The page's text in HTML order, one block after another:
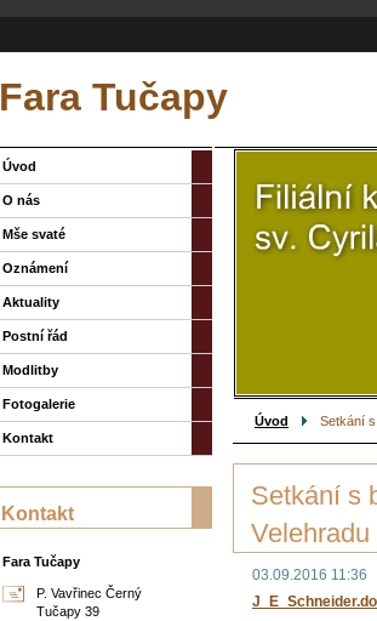
Fara Tučapy
Úvod Setkání
Setkání s
Velehradu
03.09.2016 11:36
Úvod
O nás
Mše svaté
Oznámení
Aktuality
Postní řád
Modlitby
Fotogalerie
Kontakt
Kontakt
Fara Tučapy
P. Vavřinec Černý
Tučapy 39